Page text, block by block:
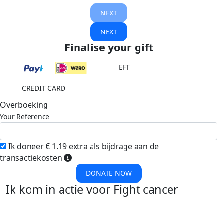
NEXT
NEXT
Finalise your gift
EFT
CREDIT CARD
Overboeking
Your Reference
Ik doneer € 1.19 extra als bijdrage aan de
transactiekosten
DONATE NOW
Ik kom in actie voor Fight cancer